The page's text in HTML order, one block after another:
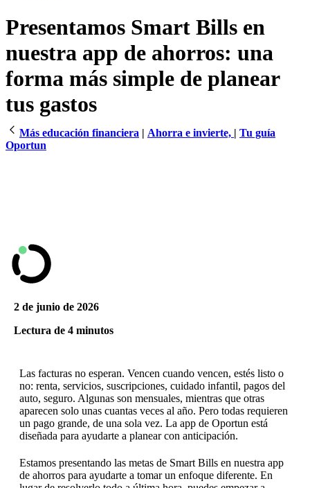
Presentamos Smart Bills en
nuestra app de ahorros: una
forma más simple de planear
tus gastos
Más educación financiera | Ahorra e invierte, | Tu guía
Oportun
2 de junio de 2026
Lectura de 4 minutos
Las facturas no esperan. Vencen cuando vencen, estés listo o
no: renta, servicios, suscripciones, cuidado infantil, pagos del
auto, seguro. Algunas son mensuales, mientras que otras
aparecen solo unas cuantas veces al año. Pero todas requieren
un pago grande, de una sola vez. La app de Oportun está
diseñada para ayudarte a planear con anticipación.
Estamos presentando las metas de Smart Bills en nuestra app
de ahorros para ayudarte a tomar un enfoque diferente. En